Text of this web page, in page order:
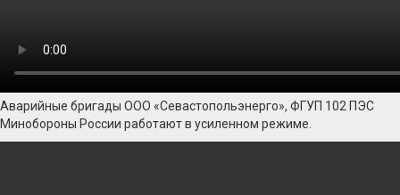
Аварийные бригады ООО «Севастопольэнерго», ФГУП 102 ПЭС
Минобороны России работают в усиленном режиме.